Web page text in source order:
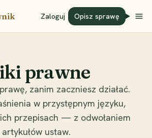
Zaloguj Opisz sprawę
prawne
zanim zaczniesz działać.
w przystępnym języku,
przepisach — z odwołaniem
ustaw.